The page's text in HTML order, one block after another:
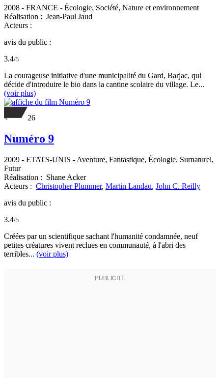
2008 - FRANCE - Écologie, Société, Nature et environnement
Réalisation : Jean-Paul Jaud
Acteurs :
avis du public :
3.4/5
La courageuse initiative d'une municipalité du Gard, Barjac, qui
décide d'introduire le bio dans la cantine scolaire du village. Le...
(voir plus)
26
Numéro 9
2009 - ETATS-UNIS - Aventure, Fantastique, Écologie, Surnaturel,
Futur
Réalisation : Shane Acker
Acteurs : Christopher Plummer, Martin Landau, John C. Reilly
avis du public :
3.4/5
Créées par un scientifique sachant l'humanité condamnée, neuf
petites créatures vivent reclues en communauté, à l'abri des
terribles... (voir plus)